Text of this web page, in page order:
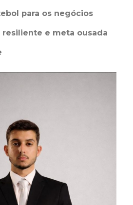
para os negócios
e meta ousada